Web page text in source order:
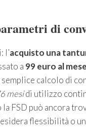
di
l’acquisto una
a 99 euro al mese
semplice calcolo di
mesidi utilizzo
la FSD può ancora
flessibilità o